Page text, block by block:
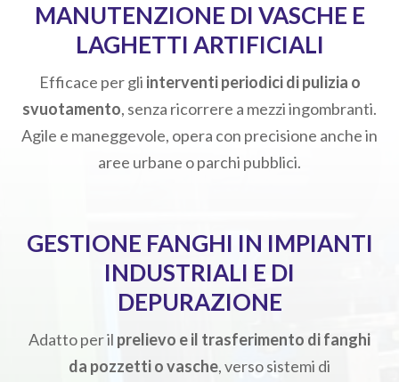
MANUTENZIONE DI VASCHE E
LAGHETTI ARTIFICIALI
Efficace per gli interventi periodici di pulizia o
svuotamento, senza ricorrere a mezzi ingombranti.
Agile e maneggevole, opera con precisione anche in
aree urbane o parchi pubblici.
GESTIONE FANGHI IN IMPIANTI
INDUSTRIALI E DI
DEPURAZIONE
Adatto per il prelievo e il trasferimento di fanghi
da pozzetti o vasche, verso sistemi di